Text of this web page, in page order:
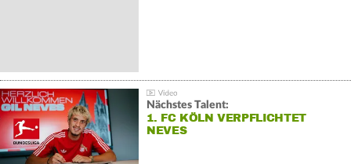
Nächstes Talent:
1. FC KÖLN VERPFLICHTET
NEVES